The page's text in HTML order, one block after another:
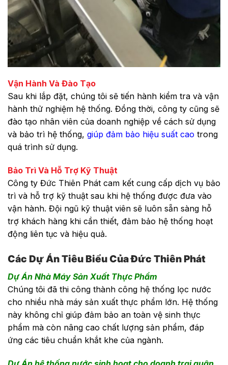
Vận Hành Và Đào Tạo
Sau khi lắp đặt, chúng tôi sẽ tiến hành kiểm tra và vận
hành thử nghiệm hệ thống. Đồng thời, công ty cũng sẽ
đào tạo nhân viên của doanh nghiệp về cách sử dụng
và bảo trì hệ thống, giúp đảm bảo hiệu suất cao trong
quá trình sử dụng.
Bảo Trì Và Hỗ Trợ Kỹ Thuật
Công ty Đức Thiên Phát cam kết cung cấp dịch vụ bảo
trì và hỗ trợ kỹ thuật sau khi hệ thống được đưa vào
vận hành. Đội ngũ kỹ thuật viên sẽ luôn sẵn sàng hỗ
trợ khách hàng khi cần thiết, đảm bảo hệ thống hoạt
động liên tục và hiệu quả.
Các Dự Án Tiêu Biểu Của Đức Thiên Phát
Dự Án Nhà Máy Sản Xuất Thực Phẩm
Chúng tôi đã thi công thành công hệ thống lọc nước
cho nhiều nhà máy sản xuất thực phẩm lớn. Hệ thống
này không chỉ giúp đảm bảo an toàn vệ sinh thực
phẩm mà còn nâng cao chất lượng sản phẩm, đáp
ứng các tiêu chuẩn khắt khe của ngành.